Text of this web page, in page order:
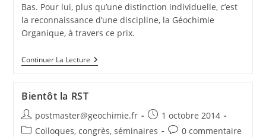
Bas. Pour lui, plus qu’une distinction individuelle, c’est
la reconnaissance d’une discipline, la Géochimie
Organique, à travers ce prix.
Continuer La Lecture
Bientôt la RST
postmaster@geochimie.fr
1 octobre 2014
Colloques, congrès, séminaires
0 commentaire